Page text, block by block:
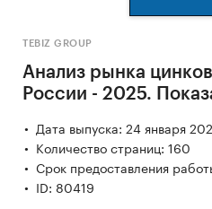
TEBIZ GROUP
Анализ рынка
России - 2025.
Дата выпуска: 24 января
Количество страниц: 160
Срок предоставления
ID: 80419